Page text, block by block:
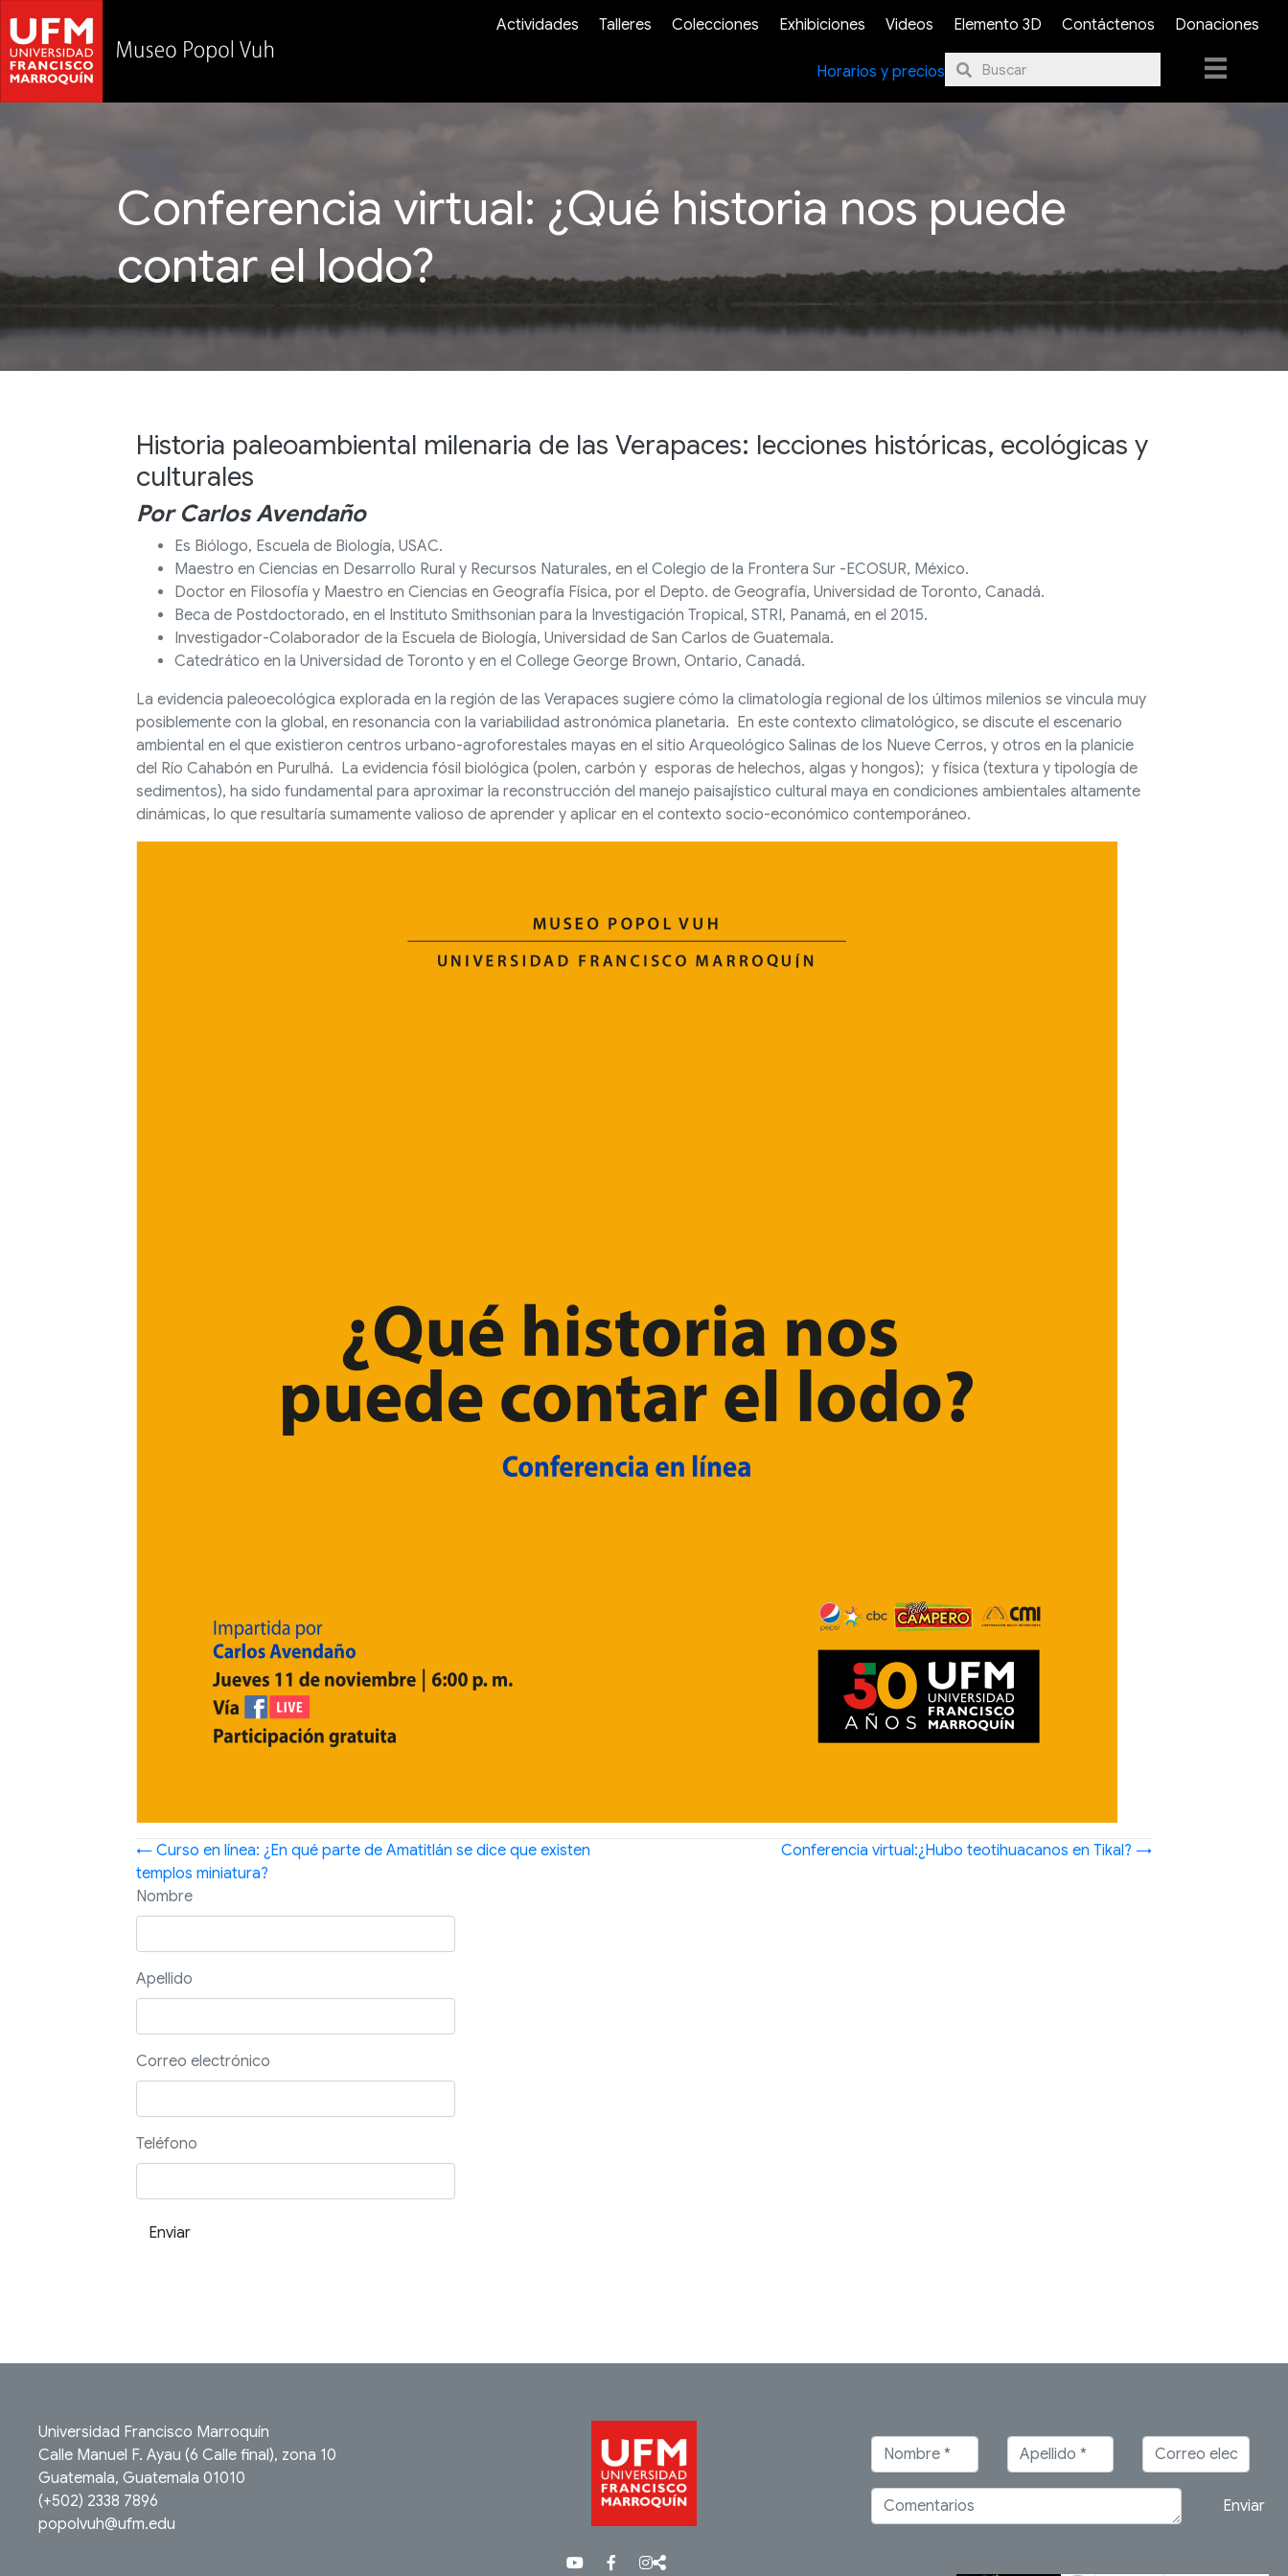
Actividades Talleres Colecciones Exhibiciones Videos Elemento 3D Contáctenos Donaciones
Horarios y precios
Conferencia virtual: ¿Qué historia nos puede
contar el lodo?
Historia paleoambiental milenaria de las Verapaces: lecciones históricas, ecológicas y
culturales
Por Carlos Avendaño
Es Biólogo, Escuela de Biología, USAC.
Maestro en Ciencias en Desarrollo Rural y Recursos Naturales, en el Colegio de la Frontera Sur -ECOSUR, México.
Doctor en Filosofía y Maestro en Ciencias en Geografía Física, por el Depto. de Geografía, Universidad de Toronto, Canadá.
Beca de Postdoctorado, en el Instituto Smithsonian para la Investigación Tropical, STRI, Panamá, en el 2015.
Investigador-Colaborador de la Escuela de Biología, Universidad de San Carlos de Guatemala.
Catedrático en la Universidad de Toronto y en el College George Brown, Ontario, Canadá.
La evidencia paleoecológica explorada en la región de las Verapaces sugiere cómo la climatología regional de los últimos milenios se vincula muy
posiblemente con la global, en resonancia con la variabilidad astronómica planetaria. En este contexto climatológico, se discute el escenario
ambiental en el que existieron centros urbano-agroforestales mayas en el sitio Arqueológico Salinas de los Nueve Cerros, y otros en la planicie
del Río Cahabón en Purulhá. La evidencia fósil biológica (polen, carbón y esporas de helechos, algas y hongos); y física (textura y tipología de
sedimentos), ha sido fundamental para aproximar la reconstrucción del manejo paisajístico cultural maya en condiciones ambientales altamente
dinámicas, lo que resultaría sumamente valioso de aprender y aplicar en el contexto socio-económico contemporáneo.
Posts
navigation
← Curso en línea: ¿En qué parte de Amatitlán se dice que existen
templos miniatura?
Conferencia virtual:¿Hubo teotihuacanos en Tikal? →
Nombre
Apellido
Correo electrónico
Teléfono
Enviar
Universidad Francisco Marroquín
Calle Manuel F. Ayau (6 Calle final), zona 10
Guatemala, Guatemala 01010
(+502) 2338 7896
popolvuh@ufm.edu
Enviar